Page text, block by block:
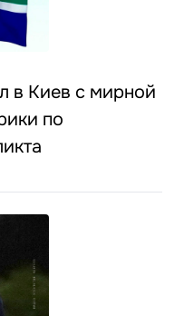
в Киев с мирной
по